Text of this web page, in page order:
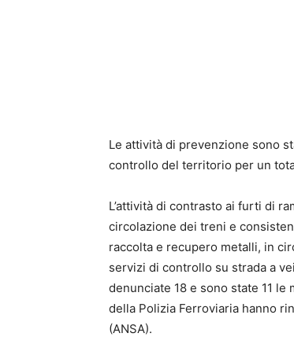
Le attività di prevenzione sono
controllo del territorio per un
L’attività di contrasto ai furti di
circolazione dei treni e
raccolta e recupero metalli, in
servizi di controllo su strada a
denunciate 18 e sono state 11
della Polizia Ferroviaria hanno
(ANSA).